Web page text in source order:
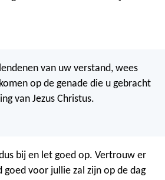
van uw verstand, wees
op de genade die u gebracht
van Jezus Christus.
bij en let goed op. Vertrouw er
goed voor jullie zal zijn op de dag